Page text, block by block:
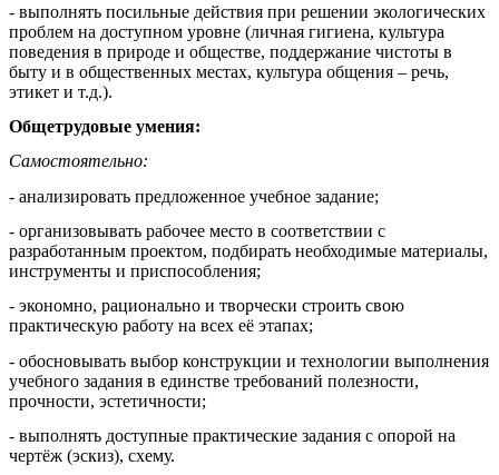
- выполнять посильные действия при решении экологических
проблем на доступном уровне (личная гигиена, культура
поведения в природе и обществе, поддержание чистоты в
быту и в общественных местах, культура общения – речь,
этикет и т.д.).
Общетрудовые умения:
Самостоятельно:
- анализировать предложенное учебное задание;
- организовывать рабочее место в соответствии с
разработанным проектом, подбирать необходимые материалы,
инструменты и приспособления;
- экономно, рационально и творчески строить свою
практическую работу на всех её этапах;
- обосновывать выбор конструкции и технологии выполнения
учебного задания в единстве требований полезности,
прочности, эстетичности;
- выполнять доступные практические задания с опорой на
чертёж (эскиз), схему.